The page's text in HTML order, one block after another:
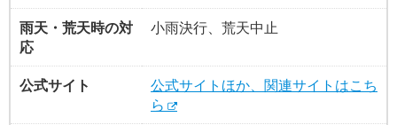
雨天・荒天時の対
応
小雨決行、荒天中止
公式サイト
公式サイトほか、関連サイトはこち
ら